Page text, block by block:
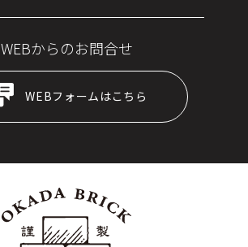
WEBからのお問合せ
WEBフォームはこちら